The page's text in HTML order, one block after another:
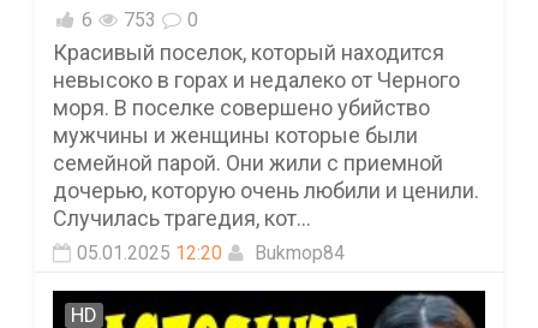
6 753 0
Красивый поселок, который находится
невысоко в горах и недалеко от Черного
моря. В поселке совершено убийство
мужчины и женщины которые были
семейной парой. Они жили с приемной
дочерью, которую очень любили и ценили.
Случилась трагедия, кот...
05.01.2025 12:20 Bukmop84
HD